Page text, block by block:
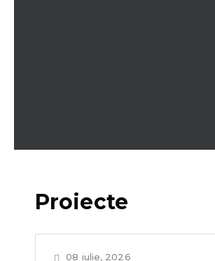
Proiecte
08 iulie, 2026